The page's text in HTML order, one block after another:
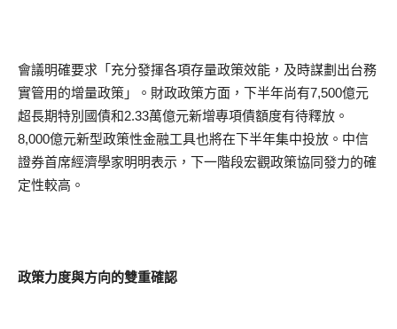
會議明確要求「充分發揮各項存量政策效能，及時謀劃出台務
實管用的增量政策」。財政政策方面，下半年尚有7,500億元
超長期特別國債和2.33萬億元新增專項債額度有待釋放。
8,000億元新型政策性金融工具也將在下半年集中投放。中信
證券首席經濟學家明明表示，下一階段宏觀政策協同發力的確
定性較高。
政策力度與方向的雙重確認